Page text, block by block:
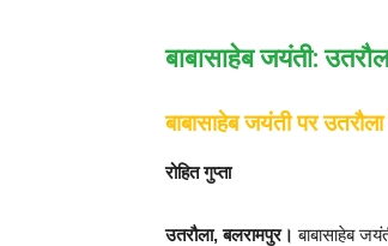
बाबासाहेब जयंती:
बाबासाहेब जयंती पर
रोहित गुप्ता
उतरौला, बलरामपुर। बाबासाहेब